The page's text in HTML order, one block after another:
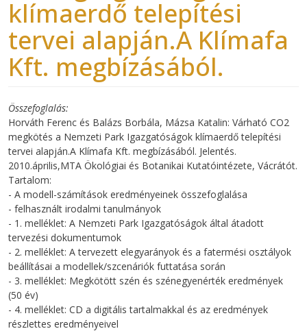
klímaerdő telepítési
tervei alapján.A Klímafa
Kft. megbízásából.
Összefoglalás
Horváth Ferenc és Balázs Borbála, Mázsa Katalin: Várható CO2
megkötés a Nemzeti Park Igazgatóságok klímaerdő telepítési
tervei alapján.A Klímafa Kft. megbízásából. Jelentés.
2010.április,MTA Ökológiai és Botanikai Kutatóintézete, Vácrátót.
Tartalom:
- A modell-számítások eredményeinek összefoglalása
- felhasznált irodalmi tanulmányok
- 1. melléklet: A Nemzeti Park Igazgatóságok által átadott
tervezési dokumentumok
- 2. melléklet: A tervezett elegyarányok és a fatermési osztályok
beállításai a modellek/szcenáriók futtatása során
- 3. melléklet: Megkötött szén és szénegyenérték eredmények
(50 év)
- 4. melléklet: CD a digitális tartalmakkal és az eredmények
részlettes eredményeivel